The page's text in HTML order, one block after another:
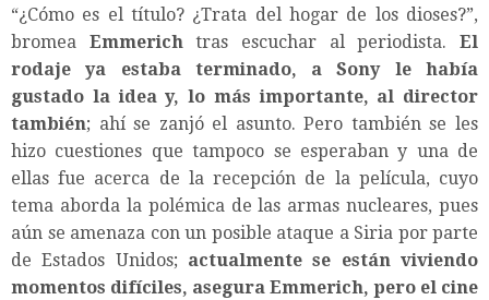
“¿Cómo es el título? ¿Trata del hogar de los dioses?”,
bromea Emmerichtras escuchar al periodista.El
rodaje ya estaba terminado, a Sony le había
gustado la idea y, lo más importante, al director
también; ahí se zanjó el asunto. Pero también se les
hizo cuestiones que tampoco se esperaban y una de
ellas fue acerca de la recepción de la película, cuyo
tema aborda la polémica de las armas nucleares, pues
aún se amenaza con un posible ataque a Siria por parte
de Estados Unidos; actualmente se están viviendo
momentos difíciles, asegura Emmerich, pero el cine